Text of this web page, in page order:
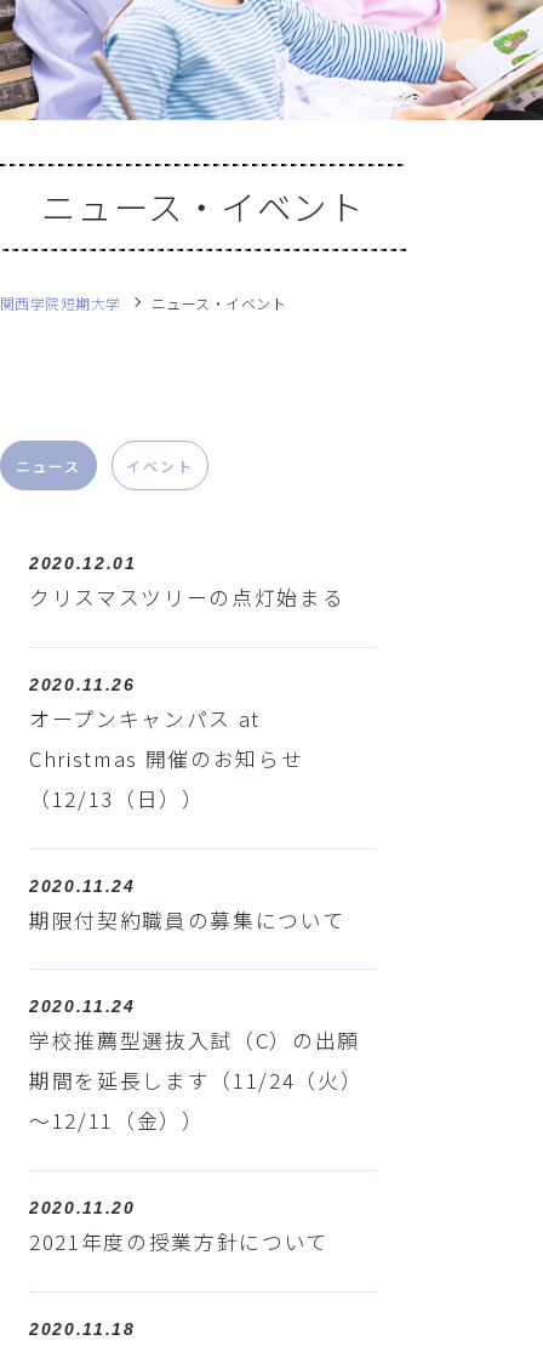
ニュース・イベント
関西学院短期大学 ニュース・イベント
ニュース イベント
2020.12.01
クリスマスツリーの点灯始まる
2020.11.26
オープンキャンパス at
Christmas 開催のお知らせ
（12/13（日））
2020.11.24
期限付契約職員の募集について
2020.11.24
学校推薦型選抜入試（C）の出願
期間を延長します（11/24（火）
～12/11（金））
2020.11.20
2021年度の授業方針について
2020.11.18